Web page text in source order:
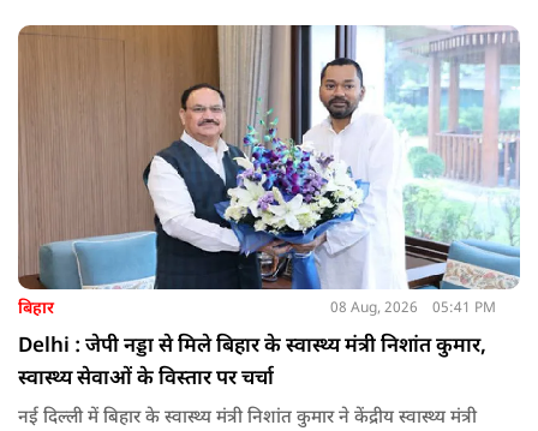
बिहार 08 Aug, 2026 05:41 PM
Delhi : जेपी नड्डा से मिले बिहार के स्वास्थ्य मंत्री निशांत कुमार,
स्वास्थ्य सेवाओं के विस्तार पर चर्चा
नई दिल्ली में बिहार के स्वास्थ्य मंत्री निशांत कुमार ने केंद्रीय स्वास्थ्य मंत्री